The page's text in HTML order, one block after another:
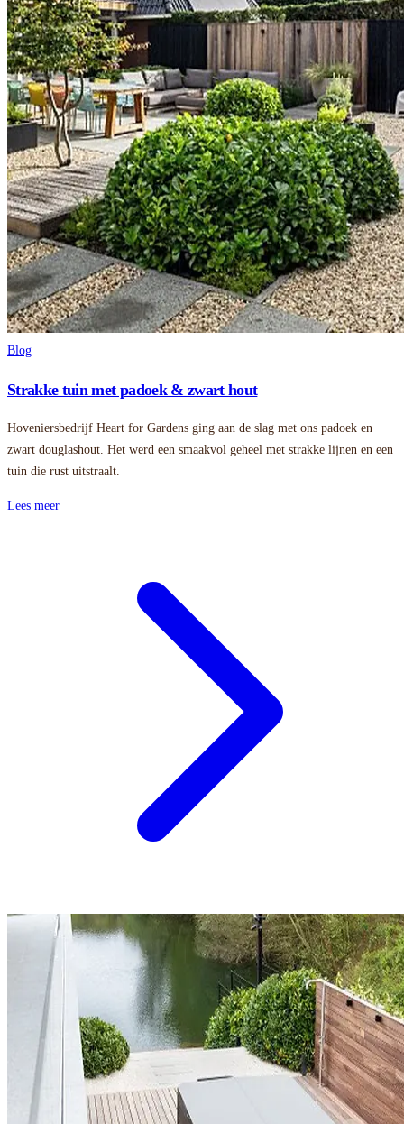
Blog
Strakke tuin met padoek & zwart hout
Hoveniersbedrijf Heart for Gardens ging aan de slag met ons padoek en
zwart douglashout. Het werd een smaakvol geheel met strakke lijnen en een
tuin die rust uitstraalt.
Lees meer